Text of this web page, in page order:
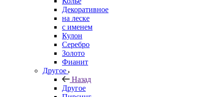
Декоративное
на леске
с именем
Кулон
Серебро
Золото
Фианит
Другое
Назад
Другое